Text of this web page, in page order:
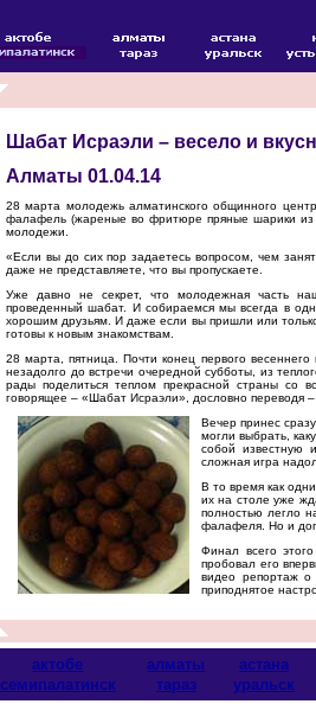
Шабат Исраэли – весело и
Алматы 01.04.14
28 марта молодежь алматинского общинного
фалафель (жареные во фритюре пряные шарики из
молодежи.
«Если вы до сих пор задаетесь вопросом, чем
даже не представляете, что вы пропускаете.
Уже давно не секрет, что молодежная часть
проведенный шабат. И собираемся мы всегда в
хорошим друзьям. И даже если вы пришли или
готовы к новым знакомствам.
28 марта, пятница. Почти конец первого
незадолго до встречи очередной субботы, из
рады поделиться теплом прекрасной страны
говорящее – «Шабат Исраэли», дословно переводя
Вечер принес
могли выбрать,
собой известную
сложная игра
В то время как
их на столе уже
полностью легло
фалафеля. Но и
Финал всего
пробовал его
видео репортаж
приподнятое
актобе алматы
астана
cемипалатинск
тараз уральск